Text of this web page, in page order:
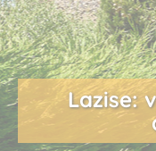
Lazise: